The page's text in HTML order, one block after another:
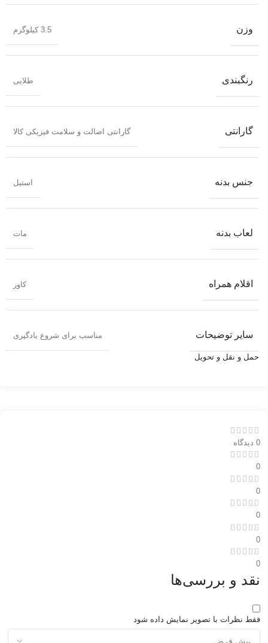
وزن 3.5 کیلوگرم
رنگبندی طلایی
گارانتی گارانتی اصالت و سلامت فیزیکی کالا
جنس بدنه استیل
لعاب بدنه مات
اقلام همراه کاور
سایر توضیحات مناسب برای شروع یادگیری
حمل و نقل و تحویل
0 دیدگاه
0
0
0
0
0
نقد و بررسی‌ها
فقط نظرات با تصویر نمایش داده شود